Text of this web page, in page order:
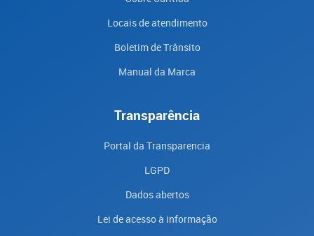
Locais de atendimento
Boletim de Trânsito
Manual da Marca
Transparência
Portal da Transparencia
LGPD
Dados abertos
Lei de acesso à informação